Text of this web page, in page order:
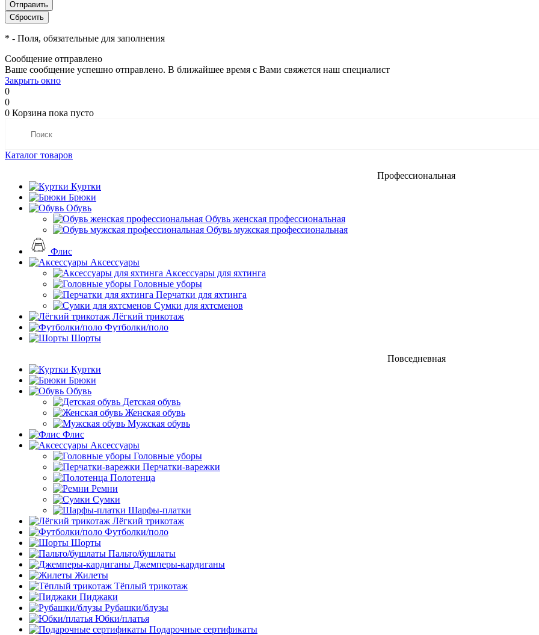
* - Поля, обязательные для заполнения
Сообщение отправлено
Ваше сообщение успешно отправлено. В ближайшее время с Вами свяжется наш специалист
Закрыть окно
0
0
0 Корзина пока пусто
Каталог товаров
Профессиональная
Куртки
Брюки
Обувь
Обувь женская профессиональная
Обувь мужская профессиональная
Флис
Аксессуары
Аксессуары для яхтинга
Головные уборы
Перчатки для яхтинга
Сумки для яхтсменов
Лёгкий трикотаж
Футболки/поло
Шорты
Повседневная
Куртки
Брюки
Обувь
Детская обувь
Женская обувь
Мужская обувь
Флис
Аксессуары
Головные уборы
Перчатки-варежки
Полотенца
Ремни
Сумки
Шарфы-платки
Лёгкий трикотаж
Футболки/поло
Шорты
Пальто/бушлаты
Джемперы-кардиганы
Жилеты
Тёплый трикотаж
Пиджаки
Рубашки/блузы
Юбки/платья
Подарочные сертификаты